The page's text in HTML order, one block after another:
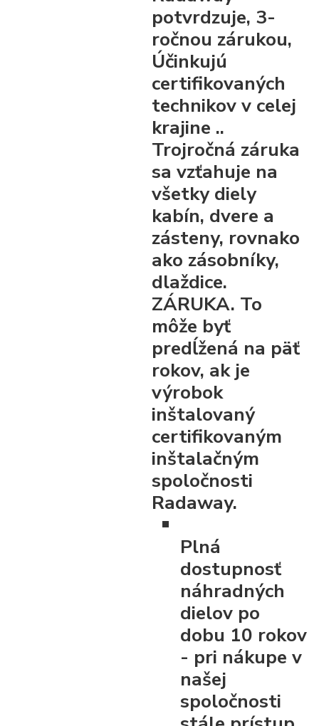
potvrdzuje, 3-
ročnou zárukou,
Účinkujú
certifikovaných
technikov v celej
krajine ..
Trojročná záruka
sa vzťahuje na
všetky diely
kabín, dvere a
zásteny, rovnako
ako zásobníky,
dlaždice.
ZÁRUKA. To
môže byť
predĺžená na päť
rokov, ak je
výrobok
inštalovaný
certifikovaným
inštalačným
spoločnosti
Radaway.
Plná
dostupnosť
náhradných
dielov po
dobu 10 rokov
- pri nákupe v
našej
spoločnosti